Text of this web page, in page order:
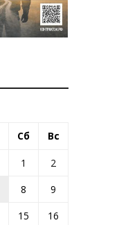
Сб Вс
1
2
8
9
15
16